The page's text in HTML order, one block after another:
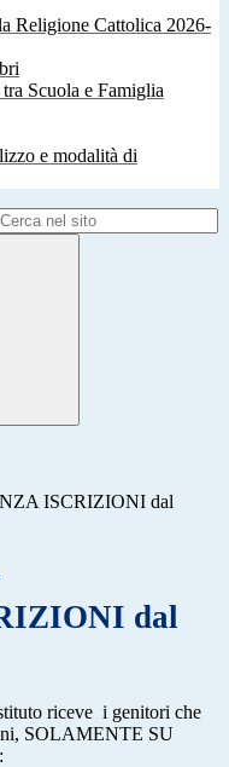
Religione Cattolica 2026-
Scuola e Famiglia
e modalità di
ISCRIZIONI dal
dal
riceve i genitori che
SOLAMENTE SU